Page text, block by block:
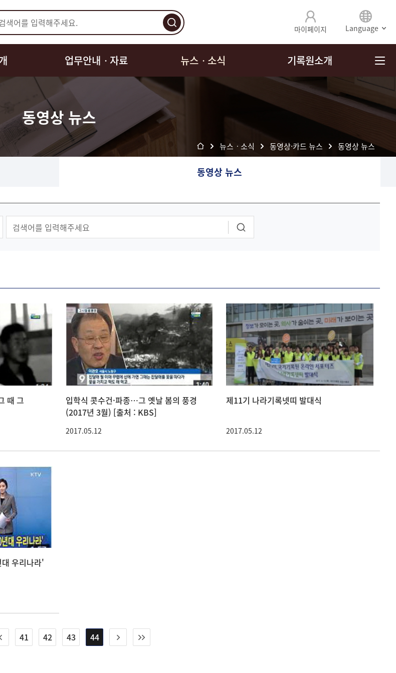
마이페이지 Language
업무안내ㆍ자료 뉴스ㆍ소식 기록원소개
동영상 뉴스
뉴스ㆍ소식 동영상·카드 뉴스 동영상 뉴스
동영상 뉴스
때 그
입학식 콧수건·파종…그 옛날 봄의 풍경
(2017년 3월) [출처 : KBS]
2017.05.12
제11기 나라기록넷띠 발대식
2017.05.12
우리나라'
41 42 43 44